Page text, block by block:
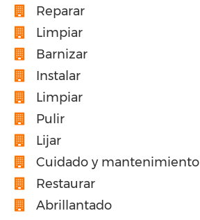
Reparar
Limpiar
Barnizar
Instalar
Limpiar
Pulir
Lijar
Cuidado y mantenimiento
Restaurar
Abrillantado